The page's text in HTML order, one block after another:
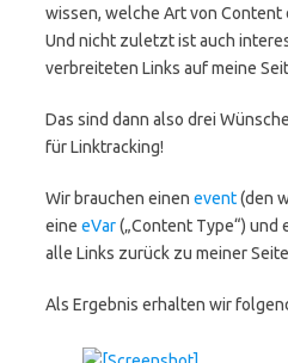
wissen, welche Art von
Und nicht zuletzt ist auch
verbreiteten Links auf meine
Das sind dann also drei
für Linktracking!
Wir brauchen einen event(den
eine eVar(„Content Type“) und
alle Links zurück zu meiner
Als Ergebnis erhalten wir